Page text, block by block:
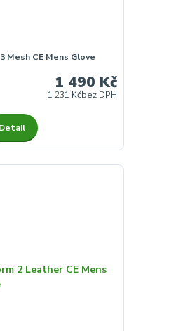
Mesh CE Mens Glove
1 490 Kč
1 231 Kčbez DPH
Detail